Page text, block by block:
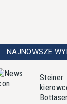
NAJNOWSZE